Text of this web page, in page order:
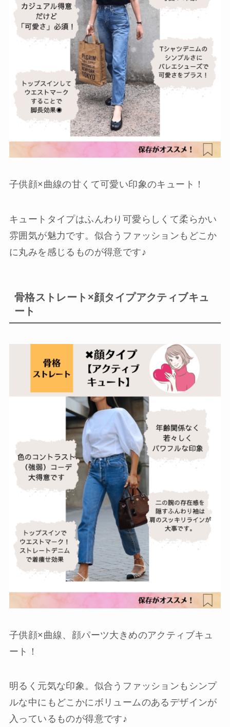
子供顔×曲線の甘くて可愛い印象のキュート！
キュートタイプはふんわり可愛らしくて柔らかい
雰囲気が魅力です。似合うファッションもどこか
に丸みを感じるものが得意です♪
骨格ストレート×顔タイプアクティブキュ
ート
子供顔×曲線、顔パーツ大きめのアクティブキュ
ート！
明るく元気な印象。似合うファッションもシンプ
ルな中にもどこかにボリュームのあるデザインが
入っているものが得意です♪